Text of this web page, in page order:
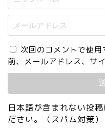
次回のコメントで使
前、メールアドレス、サ
日本語が含まれない投
ださい。（スパム対策）